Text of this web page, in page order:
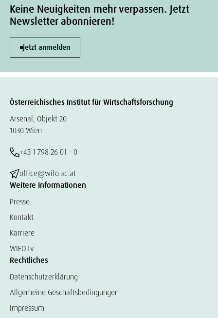
Keine Neuigkeiten mehr verpassen. Jetzt
Newsletter abonnieren!
Jetzt anmelden
Österreichisches Institut für Wirtschaftsforschung
Arsenal, Objekt 20
1030 Wien
+43 1 798 26 01 – 0
office@wifo.ac.at
Weitere Informationen
Presse
Kontakt
Karriere
WIFO.tv
Rechtliches
Datenschutzerklärung
Allgemeine Geschäftsbedingungen
Impressum